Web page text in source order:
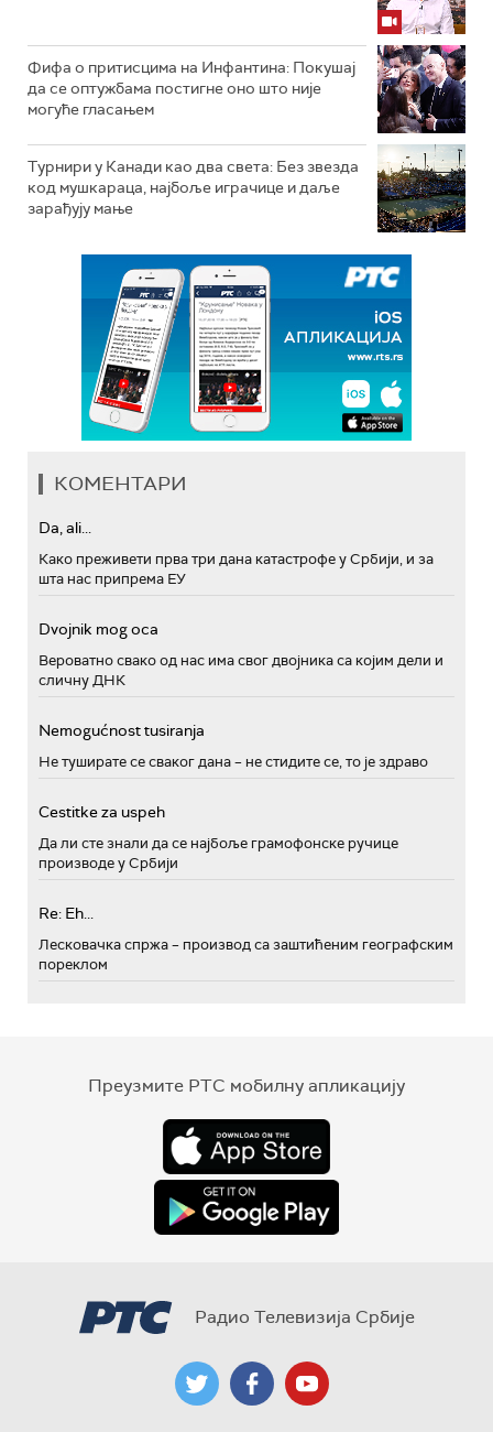
Фифа о притисцима на Инфантина: Покушај
да се оптужбама постигне оно што није
могуће гласањем
Турнири у Канади као два света: Без звезда
код мушкараца, најбоље играчице и даље
зарађују мање
КОМЕНТАРИ
Da, ali...
Како преживети прва три дана катастрофе у Србији, и за
шта нас припрема ЕУ
Dvojnik mog oca
Вероватно свако од нас има свог двојника са којим дели и
сличну ДНК
Nemogućnost tusiranja
Не туширате се сваког дана – не стидите се, то је здраво
Cestitke za uspeh
Да ли сте знали да се најбоље грамофонске ручице
производе у Србији
Re: Eh...
Лесковачка спржа – производ са заштићеним географским
пореклом
Преузмите РТС мобилну апликацију
Радио Телевизија Србије